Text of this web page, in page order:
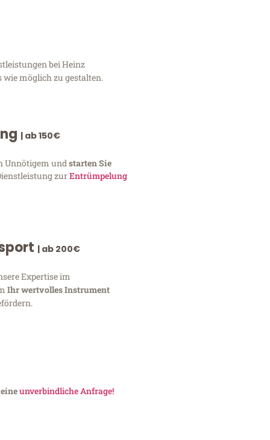
bei Heinz
wie möglich zu gestalten.
| ab 150€
Unnötigem undstarten Sie
zurEntrümpelung
| ab 200€
Expertise im
Ihr wertvolles Instrument
unverbindliche Anfrage!